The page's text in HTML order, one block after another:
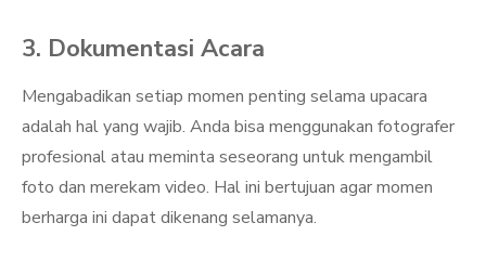
3. Dokumentasi Acara
Mengabadikan setiap momen penting selama upacara
adalah hal yang wajib. Anda bisa menggunakan fotografer
profesional atau meminta seseorang untuk mengambil
foto dan merekam video. Hal ini bertujuan agar momen
berharga ini dapat dikenang selamanya.